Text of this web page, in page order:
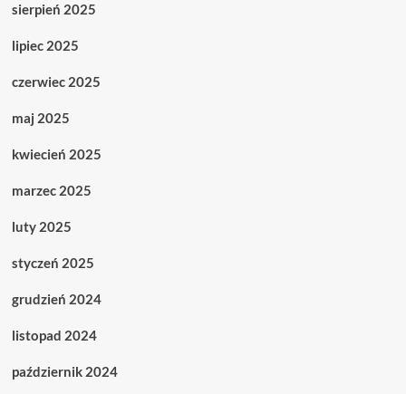
sierpień 2025
lipiec 2025
czerwiec 2025
maj 2025
kwiecień 2025
marzec 2025
luty 2025
styczeń 2025
grudzień 2024
listopad 2024
październik 2024